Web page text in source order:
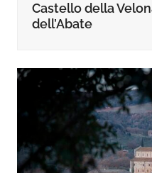
Castello della
dell’Abate